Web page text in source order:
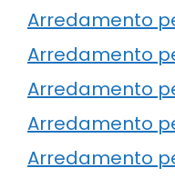
Arredamento
Arredamento
Arredamento
Arredamento
Arredamento